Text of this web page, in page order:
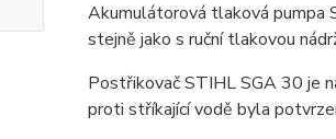
Akumulátorová tlaková pumpa
stejně jako s ruční tlakovou
Postřikovač STIHL SGA 30 je
proti stříkající vodě byla